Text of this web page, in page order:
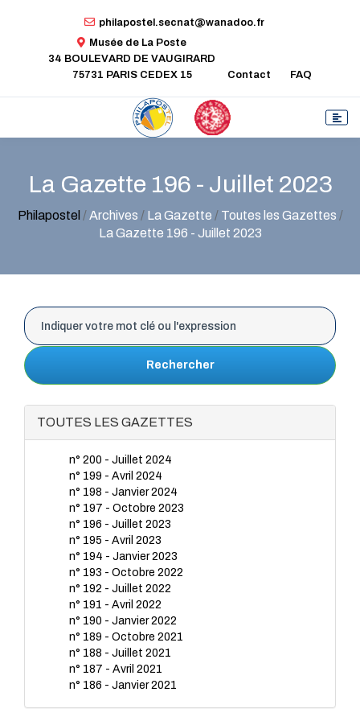
philapostel.secnat@wanadoo.fr
Musée de La Poste
34 BOULEVARD DE VAUGIRARD
75731 PARIS CEDEX 15
Contact FAQ
La Gazette 196 - Juillet 2023
Philapostel /Archives / La Gazette / Toutes les Gazettes /
La Gazette 196 - Juillet 2023
Rechercher
TOUTES LES GAZETTES
n° 200 - Juillet 2024
n° 199 - Avril 2024
n° 198 - Janvier 2024
n° 197 - Octobre 2023
n° 196 - Juillet 2023
n° 195 - Avril 2023
n° 194 - Janvier 2023
n° 193 - Octobre 2022
n° 192 - Juillet 2022
n° 191 - Avril 2022
n° 190 - Janvier 2022
n° 189 - Octobre 2021
n° 188 - Juillet 2021
n° 187 - Avril 2021
n° 186 - Janvier 2021